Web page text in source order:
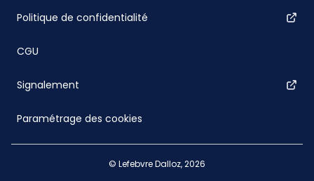
Politique de confidentialité
CGU
Signalement
Paramétrage des cookies
© Lefebvre Dalloz, 2026